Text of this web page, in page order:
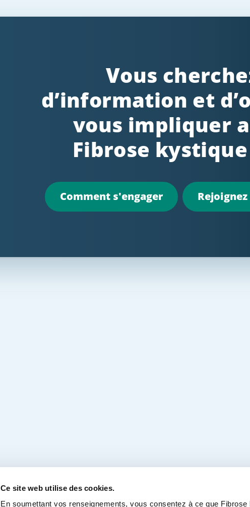
Ce site web utilise des cookies.
En soumettant vos renseignements, vous consentez à ce que
Vous
d’information et
vous impliquer
Fibrose kystique
Comment s'engager